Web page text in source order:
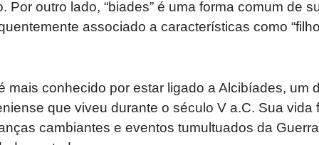
Por outro lado, “biades” é uma forma comum de
associado a características como
mais conhecido por estar ligado a Alcibíades, um
que viveu durante o século V a.C. Sua vida
cambiantes e eventos tumultuados da